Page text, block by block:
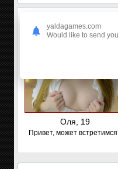
Оля, 19
Привет, может
yaldagames.com
Would like to send